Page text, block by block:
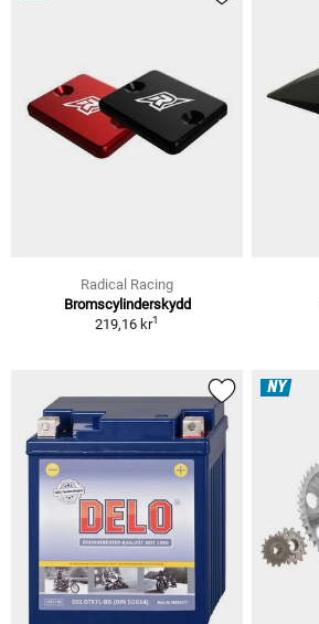
Radical Racing
Bromscylinderskydd
219,16 kr1
NY